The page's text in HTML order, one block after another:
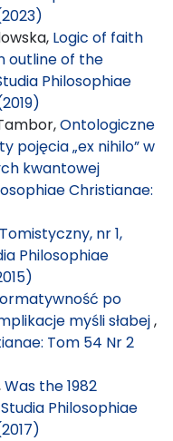
Logic of faith
outline of the
Philosophiae
Ontologiczne
pojęcia „ex nihilo” w
kwantowej
Christianae:
nr 1,
Philosophiae
po
myśli słabej,
Tom 54 Nr 2
Was the 1982
Studia Philosophiae